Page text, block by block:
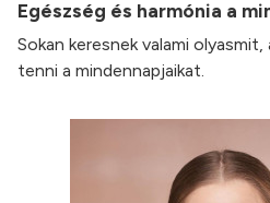
Egészség és harmónia a
Sokan keresnek valami
tenni a mindennapjaikat.